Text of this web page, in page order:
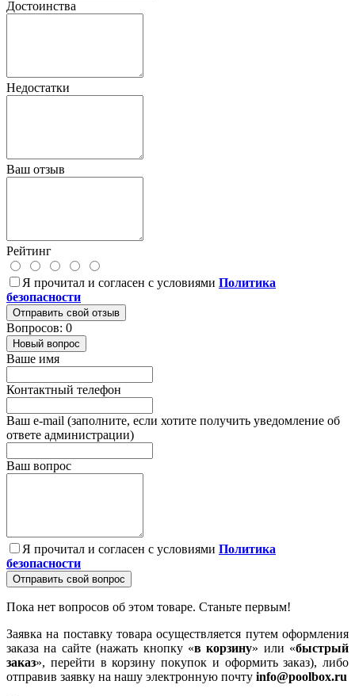
Достоинства
Недостатки
Ваш отзыв
Рейтинг
Я прочитал и согласен с условиями Политика
безопасности
Отправить свой отзыв
Вопросов: 0
Новый вопрос
Ваше имя
Контактный телефон
Ваш e-mail (заполните, если хотите получить уведомление об
ответе администрации)
Ваш вопрос
Я прочитал и согласен с условиями Политика
безопасности
Отправить свой вопрос
Пока нет вопросов об этом товаре. Станьте первым!
Заявка на поставку товара осуществляется путем оформления
заказа на сайте (нажать кнопку «в корзину» или «быстрый
заказ», перейти в корзину покупок и оформить заказ), либо
отправив заявку на нашу электронную почту info@poolbox.ru